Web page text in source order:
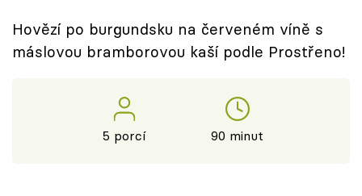
Hovězí po burgundsku na červeném víně s
máslovou bramborovou kaší podle Prostřeno!
5 porcí 90 minut